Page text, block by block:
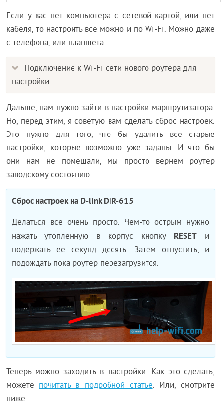
Если у вас нет компьютера с сетевой картой, или нет
кабеля, то настроить все можно и по Wi-Fi. Можно даже
с телефона, или планшета.
Подключение к Wi-Fi сети нового роутера для
настройки
Дальше, нам нужно зайти в настройки маршрутизатора.
Но, перед этим, я советую вам сделать сброс настроек.
Это нужно для того, что бы удалить все старые
настройки, которые возможно уже заданы. И что бы
они нам не помешали, мы просто вернем роутер
заводскому состоянию.
Сброс настроек на D-link DIR-615
Делаться все очень просто. Чем-то острым нужно
нажать утопленную в корпус кнопку RESETи
подержать ее секунд десять. Затем отпустить, и
подождать пока роутер перезагрузится.
Теперь можно заходить в настройки. Как это сделать,
можетепочитать в подробной статье. Или, смотрите
ниже.